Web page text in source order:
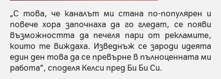
„С това, че каналът ми стана по-популярен и
повече хора започнаха да го гледат, се появи
възможността да печеля пари от рекламите,
които те виждаха. Изведнъж се зароди идеята
един ден това да се превърне в пълноценната ми
работа“, споделя Келси пред Би Би Си.